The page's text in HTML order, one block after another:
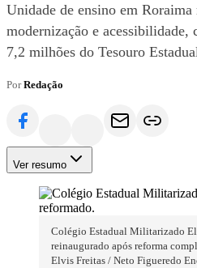
Unidade de ensino em Roraima
modernização e
7,2 milhões do Tesouro
PorRedação
Ver resumo
Colégio Estadual Militarizado
reinaugurado após reforma
Elvis Freitas / Neto Figueredo